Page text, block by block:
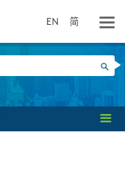
EN 简
搜尋